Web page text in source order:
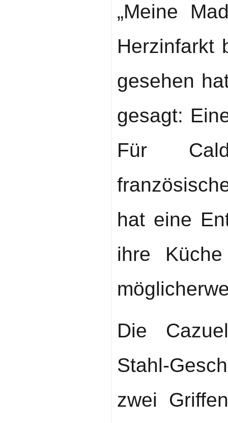
„Meine
Herzinfarkt
gesehen
gesagt:
Für
hat eine
ihre
Die
Stahl-
zwei